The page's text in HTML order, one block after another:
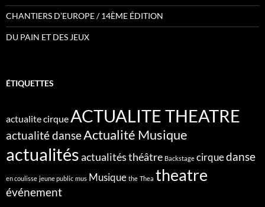
CHANTIERS D’EUROPE / 14ÈME ÉDITION
DU PAIN ET DES JEUX
ÉTIQUETTES
actualite cirque ACTUALITE THEATRE
actualité danseActualité Musique
actualitésactualités théâtre Backstage cirquedanse
en coulisse jeune public mus Musique the Thea theatre
événement